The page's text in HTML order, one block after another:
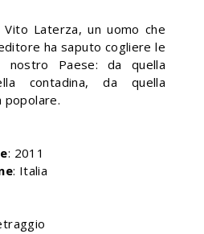
Laterza, un uomo che
ha saputo cogliere le
nostro Paese: da quella
contadina, da quella
popolare.
: 2011
: Italia